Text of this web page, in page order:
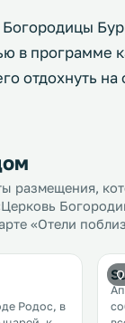
в программе
отдохнуть на
размещения,
«Отели
Родос, в